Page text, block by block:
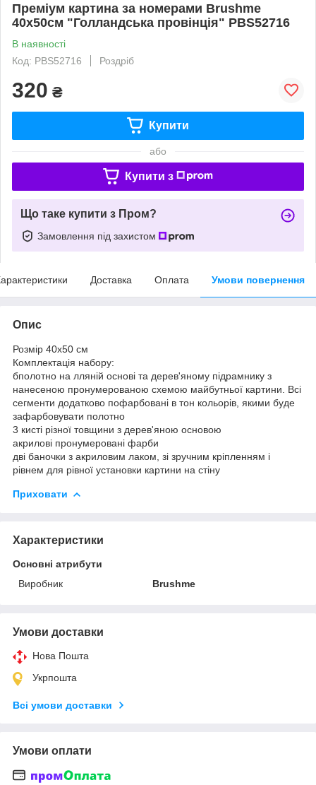
Преміум картина за номерами Brushme
40x50см "Голландська провінція" PBS52716
В наявності
Код: PBS52716
Роздріб
320 ₴
Купити
або
Купити з
Що таке купити з Пром?
Замовлення під захистом
Доставка Оплата Умови повернення
Опис
Розмір 40x50 см
Комплектація набору:
бполотно на лляній основі та дерев'яному підрамнику з
нанесеною пронумерованою схемою майбутньої картини. Всі
сегменти додатково пофарбовані в тон кольорів, якими буде
зафарбовувати полотно
3 кисті різної товщини з дерев'яною основою
акрилові пронумеровані фарби
дві баночки з акриловим лаком, зі зручним кріпленням і
рівнем для рівної установки картини на стіну
Приховати
Характеристики
Основні атрибути
Виробник
Brushme
Умови доставки
Нова Пошта
Укрпошта
Всі умови доставки
Умови оплати